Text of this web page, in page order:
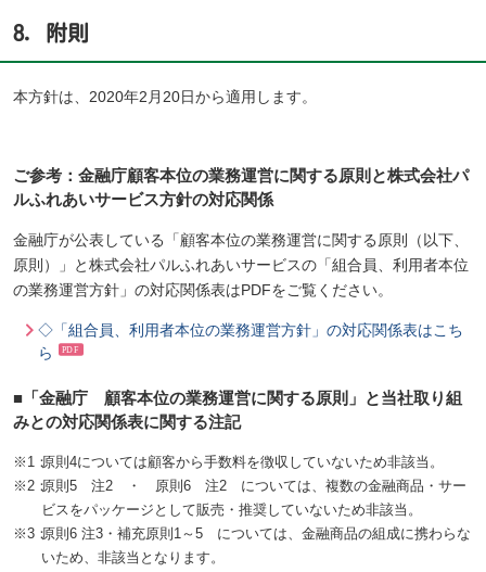
8．附則
本方針は、2020年2月20日から適用します。
ご参考：金融庁顧客本位の業務運営に関する原則と株式会社パ
ルふれあいサービス方針の対応関係
金融庁が公表している「顧客本位の業務運営に関する原則（以下、
原則）」と株式会社パルふれあいサービスの「組合員、利用者本位
の業務運営方針」の対応関係表はPDFをご覧ください。
◇「組合員、利用者本位の業務運営方針」の対応関係表はこち
ら
■「金融庁 顧客本位の業務運営に関する原則」と当社取り組
みとの対応関係表に関する注記
※1：原則4については顧客から手数料を徴収していないため非該当。
※2：原則5 注2 ・ 原則6 注2 については、複数の金融商品・サー
ビスをパッケージとして販売・推奨していないため非該当。
※3：原則6 注3・補充原則1～5 については、金融商品の組成に携わらな
いため、非該当となります。